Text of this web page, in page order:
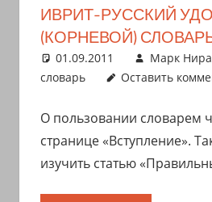
ИВРИТ-РУССКИЙ
01.09.2011 Марк
словарь
Оставить
О пользовании словарем
странице «Вступление».
изучить статью